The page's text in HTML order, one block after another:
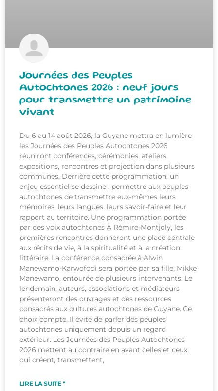
Journées des Peuples
Autochtones 2026 : neuf jours
pour transmettre un patrimoine
vivant
Du 6 au 14 août 2026, la Guyane mettra en lumière
les Journées des Peuples Autochtones 2026
réuniront conférences, cérémonies, ateliers,
expositions, rencontres et projection dans plusieurs
communes. Derrière cette programmation, un
enjeu essentiel se dessine : permettre aux peuples
autochtones de transmettre eux-mêmes leurs
mémoires, leurs langues, leurs savoir-faire et leur
rapport au territoire. Une programmation portée
par des voix autochtones À Rémire-Montjoly, les
premières rencontres donneront une place centrale
aux récits de vie, à la spiritualité et à la création
littéraire. La conférence consacrée à Alwin
Manewamo-Karwofodi sera portée par sa fille, Mikke
Manewamo, entourée de plusieurs intervenants. Le
lendemain, auteurs, associations et médiateurs
présenteront des ouvrages et des ressources
consacrés aux cultures autochtones de Guyane. Ce
choix compte. Il évite de parler des peuples
autochtones uniquement depuis un regard
extérieur. Les Journées des Peuples Autochtones
2026 mettent au contraire en avant celles et ceux
qui créent, transmettent,
LIRE LA SUITE "